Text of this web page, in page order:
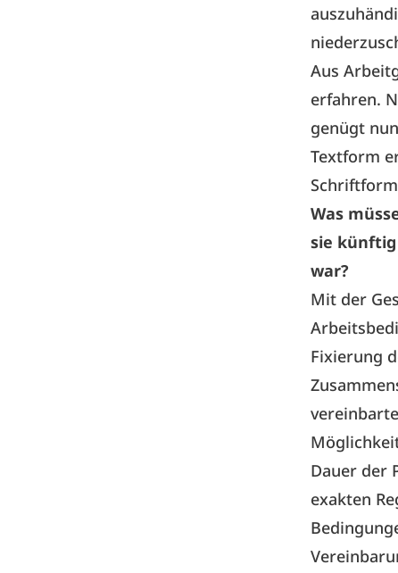
Aus
erfahren.
genügt
Textform
Was
sie
war?
Mit der
Fixierung
Dauer der
exakten